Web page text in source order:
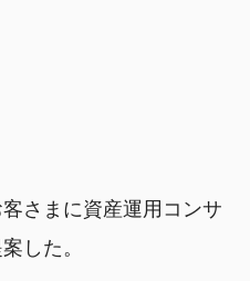
さまに資産運用コンサ
した。